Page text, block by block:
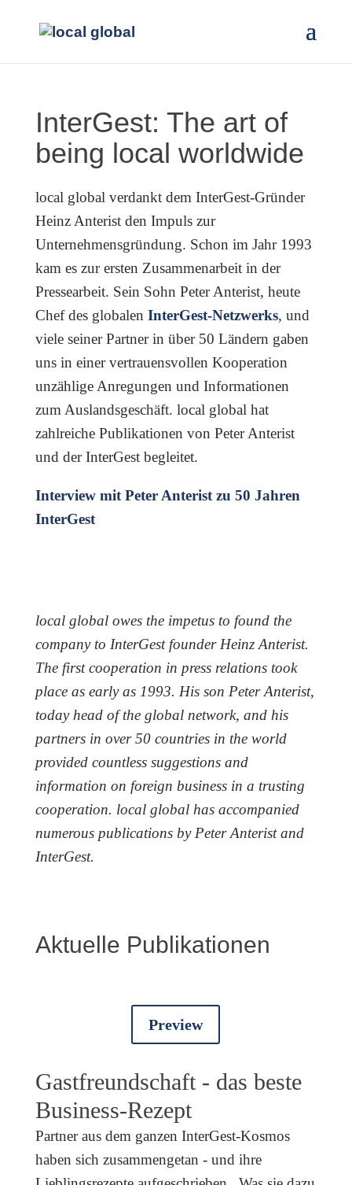
InterGest: The art of
being local worldwide
local global verdankt dem InterGest-Gründer
Heinz Anterist den Impuls zur
Unternehmensgründung. Schon im Jahr 1993
kam es zur ersten Zusammenarbeit in der
Pressearbeit. Sein Sohn Peter Anterist, heute
Chef des globalen InterGest-Netzwerks, und
viele seiner Partner in über 50 Ländern gaben
uns in einer vertrauensvollen Kooperation
unzählige Anregungen und Informationen
zum Auslandsgeschäft. local global hat
zahlreiche Publikationen von Peter Anterist
und der InterGest begleitet.
Interview mit Peter Anterist zu 50 Jahren
InterGest
local global owes the impetus to found the
company to InterGest founder Heinz Anterist.
The first cooperation in press relations took
place as early as 1993. His son Peter Anterist,
today head of the global network, and his
partners in over 50 countries in the world
provided countless suggestions and
information on foreign business in a trusting
cooperation. local global has accompanied
numerous publications by Peter Anterist and
InterGest.
Aktuelle Publikationen
Preview
Gastfreundschaft - das beste
Business-Rezept
Partner aus dem ganzen InterGest-Kosmos
haben sich zusammengetan - und ihre